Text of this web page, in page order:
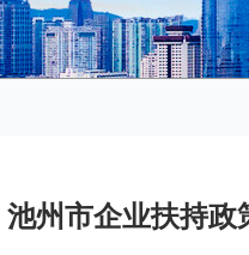
池州市企业扶持